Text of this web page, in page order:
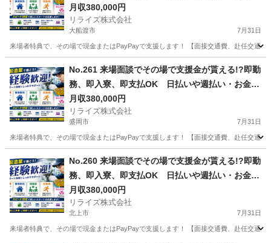
む場所に困ってる方必見の案件です！簡単な電子
部品の製造・加工のお仕事♪
月収380,000円
リライズ株式会社
大船渡市 7月31日
来場者特典で、その場で現金またはPayPayで支援します！ 【面接交通費、赴任交通
No.261 来場面談でその場で支援金が貰える!?即勤
務、即入寮、即支払OK 日払いや週払い・お金住
む場所に困ってる方必見の案件です！簡単な電子
部品の製造・加工のお仕事♪
月収380,000円
リライズ株式会社
盛岡市 7月31日
来場者特典で、その場で現金またはPayPayで支援します！ 【面接交通費、赴任交通
業務
No.260 来場面談でその場で支援金が貰える!?即勤
務、即入寮、即支払OK 日払いや週払い・お金住
む場所に困ってる方必見の案件です！簡単な電子
部品の製造・加工のお仕事♪
月収380,000円
リライズ株式会社
北上市 7月31日
来場者特典で、その場で現金またはPayPayで支援します！ 【面接交通費、赴任交通